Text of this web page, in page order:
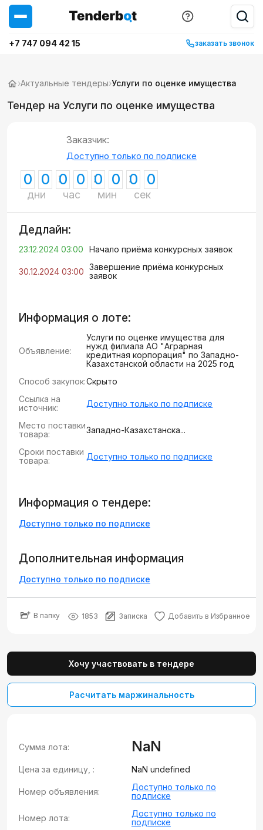
+7 747 094 42 15 заказать звонок
›Актуальные тендеры›Услуги по оценке имущества
Тендер на Услуги по оценке имущества
Заказчик:
Доступно только по подписке
0 0
дни
0 0
час
0 0
мин
0 0
сек
Дедлайн:
23.12.2024 03:00 Начало приёма конкурсных заявок
30.12.2024 03:00 Завершение приёма конкурсных
заявок
Информация о лоте:
Объявление:
Услуги по оценке имущества для
нужд филиала АО "Аграрная
кредитная корпорация" по Западно-
Казахстанской области на 2025 год
Способ закупок:Скрыто
Ссылка на
источник:
Доступно только по подписке
Место поставки
товара:
Западно-Казахстанска...
Сроки поставки
товара:
Доступно только по подписке
Информация о тендере:
Доступно только по подписке
Дополнительная информация
Доступно только по подписке
В папку 1853 Записка Добавить в Избранное
Хочу участвовать в тендере
Расчитать маржинальность
Сумма лота: NaN
Цена за единицу, : NaN undefined
Номер объявления:
Доступно только по
подписке
Номер лота:
Доступно только по
подписке